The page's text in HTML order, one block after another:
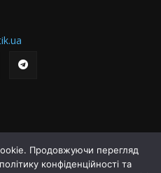
сайтом
Продовжуючи перегляд
конфіденційності та